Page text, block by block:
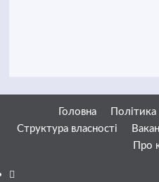
Головна
Структура власності
Про
Facebook